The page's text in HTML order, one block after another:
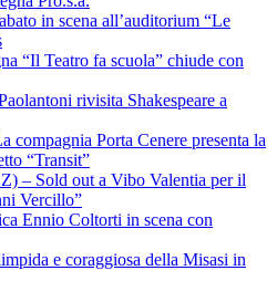
in scena all’auditorium “Le
“Il Teatro fa scuola” chiude con
rivisita Shakespeare a
Porta Cenere presenta la
“Transit”
– Sold out a Vibo Valentia per il
Vercillo”
Ennio Coltorti in scena con
e coraggiosa della Misasi in